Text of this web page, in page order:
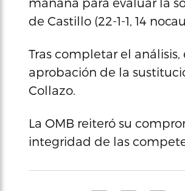
de Castillo (22-1-1, 14
Tras completar el
aprobación de la
Collazo.
La OMB reiteró su
integridad de las